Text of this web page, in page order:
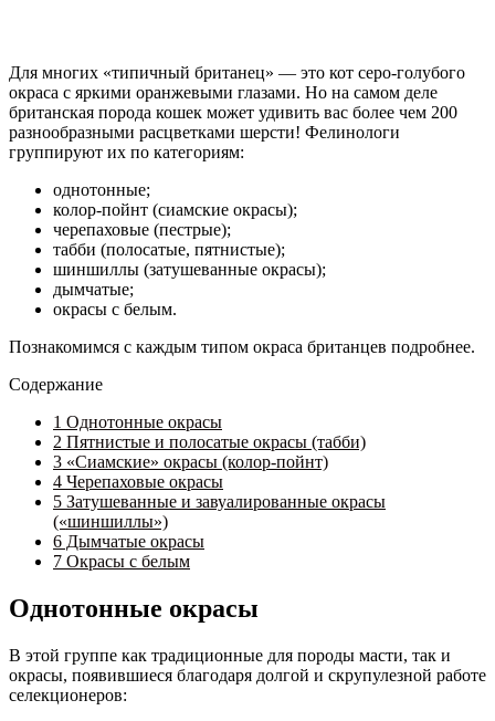
Для многих «типичный британец» — это кот серо-голубого
окраса с яркими оранжевыми глазами. Но на самом деле
британская порода кошек может удивить вас более чем 200
разнообразными расцветками шерсти! Фелинологи
группируют их по категориям:
однотонные;
колор-пойнт (сиамские окрасы);
черепаховые (пестрые);
табби (полосатые, пятнистые);
шиншиллы (затушеванные окрасы);
дымчатые;
окрасы с белым.
Познакомимся с каждым типом окраса британцев подробнее.
Содержание
1 Однотонные окрасы
2 Пятнистые и полосатые окрасы (табби)
3 «Сиамские» окрасы (колор-пойнт)
4 Черепаховые окрасы
5 Затушеванные и завуалированные окрасы
(«шиншиллы»)
6 Дымчатые окрасы
7 Окрасы с белым
Однотонные окрасы
В этой группе как традиционные для породы масти, так и
окрасы, появившиеся благодаря долгой и скрупулезной работе
селекционеров: